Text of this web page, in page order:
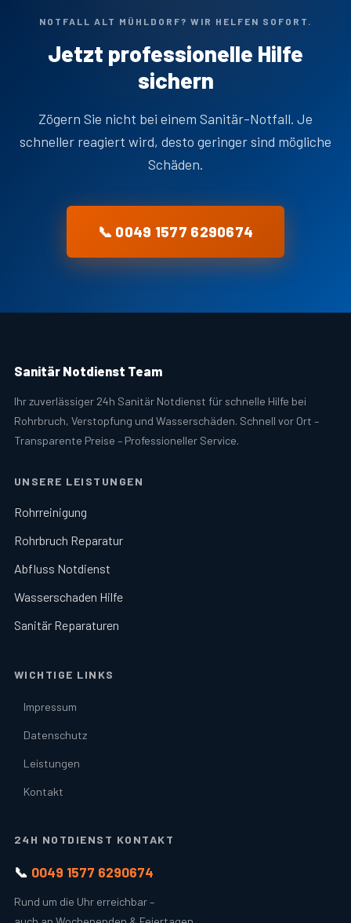
NOTFALL ALT MÜHLDORF? WIR HELFEN SOFORT.
Jetzt professionelle Hilfe
sichern
Zögern Sie nicht bei einem Sanitär-Notfall. Je
schneller reagiert wird, desto geringer sind mögliche
Schäden.
📞 0049 1577 6290674
Sanitär Notdienst Team
Ihr zuverlässiger 24h Sanitär Notdienst für schnelle Hilfe bei
Rohrbruch, Verstopfung und Wasserschäden. Schnell vor Ort –
Transparente Preise – Professioneller Service.
UNSERE LEISTUNGEN
Rohrreinigung
Rohrbruch Reparatur
Abfluss Notdienst
Wasserschaden Hilfe
Sanitär Reparaturen
WICHTIGE LINKS
Impressum
Datenschutz
Leistungen
Kontakt
24H NOTDIENST KONTAKT
📞 0049 1577 6290674
Rund um die Uhr erreichbar –